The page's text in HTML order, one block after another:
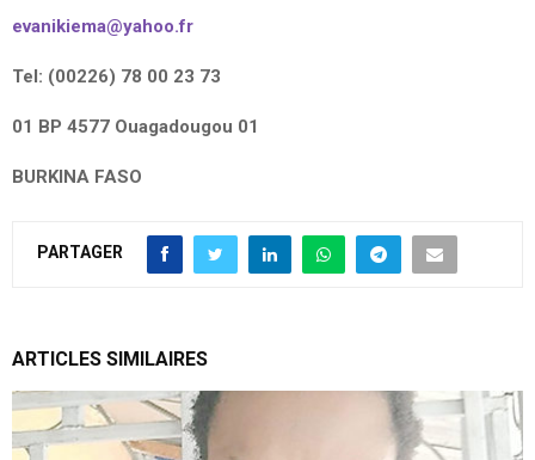
evanikiema@yahoo.fr
Tel: (00226) 78 00 23 73
01 BP 4577 Ouagadougou 01
BURKINA FASO
PARTAGER
ARTICLES SIMILAIRES